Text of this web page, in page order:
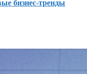
бизнес-тренды